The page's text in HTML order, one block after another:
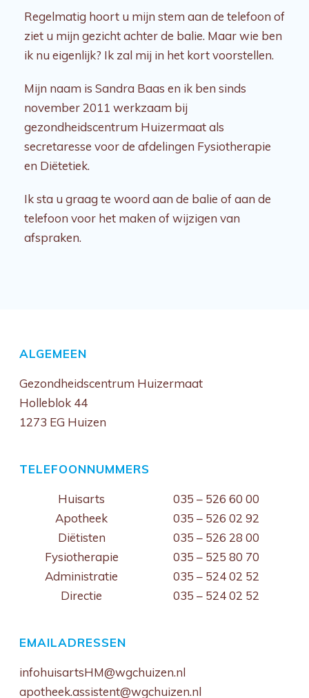
Regelmatig hoort u mijn stem aan de telefoon of
ziet u mijn gezicht achter de balie. Maar wie ben
ik nu eigenlijk? Ik zal mij in het kort voorstellen.
Mijn naam is Sandra Baas en ik ben sinds
november 2011 werkzaam bij
gezondheidscentrum Huizermaat als
secretaresse voor de afdelingen Fysiotherapie
en Diëtetiek.
Ik sta u graag te woord aan de balie of aan de
telefoon voor het maken of wijzigen van
afspraken.
ALGEMEEN
Gezondheidscentrum Huizermaat
Holleblok 44
1273 EG Huizen
TELEFOONNUMMERS
Huisarts
035 – 526 60 00
Apotheek
035 – 526 02 92
Diëtisten
035 – 526 28 00
Fysiotherapie
035 – 525 80 70
Administratie
035 – 524 02 52
Directie
035 – 524 02 52
EMAILADRESSEN
infohuisartsHM@wgchuizen.nl
apotheek.assistent@wgchuizen.nl